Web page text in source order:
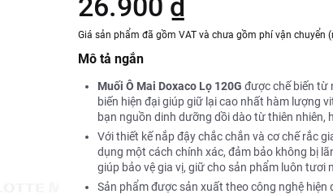
26.900 ₫
Giá sản phẩm đã gồm VAT và chưa gồm phí vận chuyển
Mô tả ngắn
Muối Ô Mai Doxaco Lọ 120G được chế biến từ
biến hiện đại giúp giữ lại cao nhất hàm lượng
bạn nguồn dinh dưỡng dồi dào từ thiên nhiên,
Với thiết kế nắp đậy chắc chắn và cơ chế rắc
dụng một cách chính xác, đảm bảo không bị
giúp bảo vệ gia vị, giữ cho sản phẩm luôn tươi
Sản phẩm được sản xuất theo công nghệ